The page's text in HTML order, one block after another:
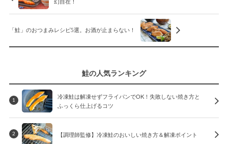
幻自在！
「鮭」のおつまみレシピ5選。お酒が止まらない！
鮭の人気ランキング
1
冷凍鮭は解凍せずフライパンでOK！失敗しない焼き方と
ふっくら仕上げるコツ
2 【調理師監修】冷凍鮭のおいしい焼き方＆解凍ポイント